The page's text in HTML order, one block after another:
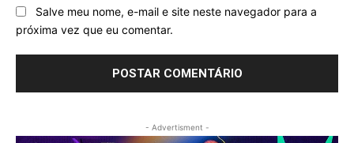
Salve meu nome, e-mail e site neste navegador para a
próxima vez que eu comentar.
- Advertisment -